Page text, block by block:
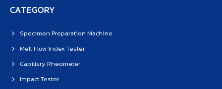
CATEGORY
Specimen Preparation Machine
Melt Flow Index Tester
Capillary Rheometer
Impact Tester